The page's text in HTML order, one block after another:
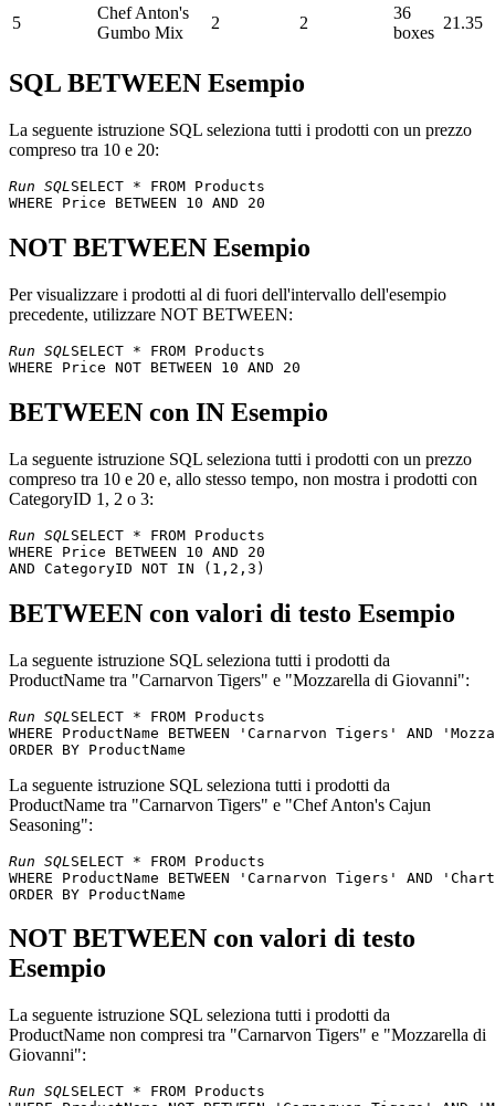
5
Chef Anton's
Gumbo Mix
2 2
36
boxes
21.35
SQL BETWEEN Esempio
La seguente istruzione SQL seleziona tutti i prodotti con un prezzo
compreso tra 10 e 20:
Run SQLSELECT * FROM Products
NOT BETWEEN Esempio
Per visualizzare i prodotti al di fuori dell'intervallo dell'esempio
precedente, utilizzare NOT BETWEEN:
Run SQL SELECT * FROM Products
BETWEEN con IN Esempio
La seguente istruzione SQL seleziona tutti i prodotti con un prezzo
compreso tra 10 e 20 e, allo stesso tempo, non mostra i prodotti con
CategoryID 1, 2 o 3:
Run SQL SELECT * FROM Products
WHERE Price BETWEEN 10 AND 20
BETWEEN con valori di testo Esempio
La seguente istruzione SQL seleziona tutti i prodotti da
ProductName tra "Carnarvon Tigers" e "Mozzarella di Giovanni":
Run SQL SELECT * FROM Products
WHERE ProductName BETWEEN 'Carnarvon Tigers' AND
La seguente istruzione SQL seleziona tutti i prodotti da
ProductName tra "Carnarvon Tigers" e "Chef Anton's Cajun
Seasoning":
Run SQL SELECT * FROM Products
WHERE ProductName BETWEEN 'Carnarvon Tigers' AND
NOT BETWEEN con valori di testo
Esempio
La seguente istruzione SQL seleziona tutti i prodotti da
ProductName non compresi tra "Carnarvon Tigers" e "Mozzarella di
Giovanni":
Run SQLSELECT * FROM Products